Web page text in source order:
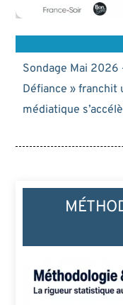
Sondage Mai 2026
Défiance » franchit
médiatique